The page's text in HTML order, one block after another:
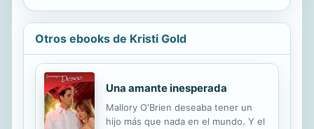
Otros ebooks de Kristi Gold
Una amante inesperada
Mallory O'Brien deseaba tener un
hijo más que nada en el mundo. Y el